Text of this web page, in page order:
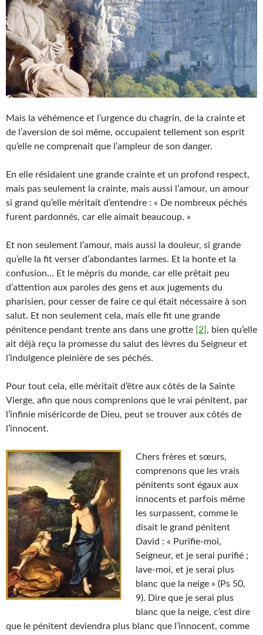
Mais la véhémence et l’urgence du chagrin, de la crainte et
de l’aversion de soi même, occupaient tellement son esprit
qu’elle ne comprenait que l’ampleur de son danger.
En elle résidaient une grande crainte et un profond respect,
mais pas seulement la crainte, mais aussi l’amour, un amour
si grand qu’elle méritait d’entendre : « De nombreux péchés
furent pardonnés, car elle aimait beaucoup. »
Et non seulement l’amour, mais aussi la douleur, si grande
qu’elle la fit verser d’abondantes larmes. Et la honte et la
confusion… Et le mépris du monde, car elle prêtait peu
d’attention aux paroles des gens et aux jugements du
pharisien, pour cesser de faire ce qui était nécessaire à son
salut. Et non seulement cela, mais elle fit une grande
pénitence pendant trente ans dans une grotte [2] , bien qu’elle
ait déjà reçu la promesse du salut des lèvres du Seigneur et
l’indulgence pleinière de ses péchés.
Pour tout cela, elle méritait d’être aux côtés de la Sainte
Vierge, afin que nous comprenions que le vrai pénitent, par
l’infinie miséricorde de Dieu, peut se trouver aux côtés de
l’innocent.
Chers frères et sœurs,
comprenons que les vrais
pénitents sont égaux aux
innocents et parfois même
les surpassent, comme le
disait le grand pénitent
David : « Purifie-moi,
Seigneur, et je serai purifié ;
lave-moi, et je serai plus
blanc que la neige » (Ps 50,
9). Dire que je serai plus
blanc que la neige, c’est dire
que le pénitent deviendra plus blanc que l’innocent, comme